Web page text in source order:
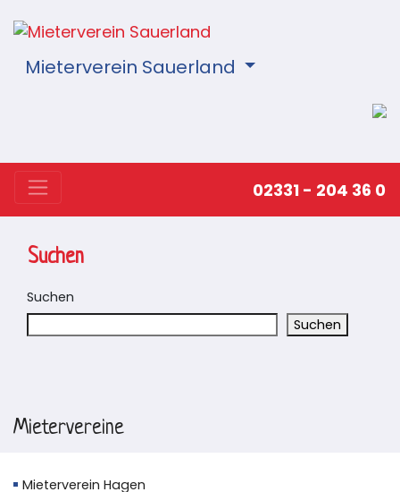
Mieterverein Sauerland
02331 - 204 36 0
Suchen
Suchen
Suchen
Mietervereine
Mieterverein Hagen